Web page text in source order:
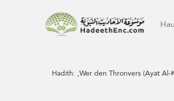
Hadith: ‚Wer den Thronvers (Ayat